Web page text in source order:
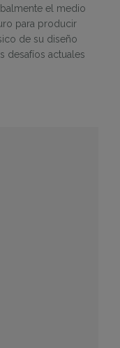
el medio
para producir
de su diseño
desafíos actuales